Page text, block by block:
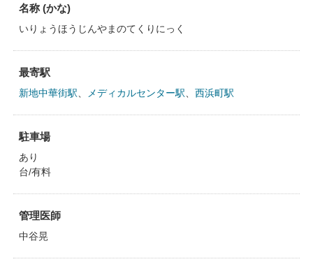
名称 (かな)
いりょうほうじんやまのてくりにっく
最寄駅
新地中華街駅 メディカルセンター駅 西浜町駅
駐車場
あり
台/有料
管理医師
中谷晃